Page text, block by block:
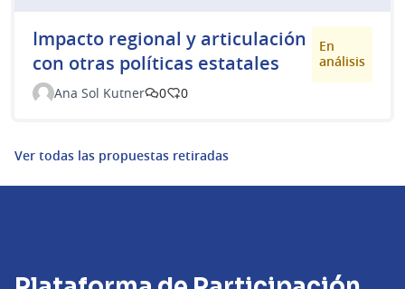
Impacto regional y articulación
con otras políticas estatales
En
análisis
Ana Sol Kutner
0 0
Ver todas las propuestas retiradas